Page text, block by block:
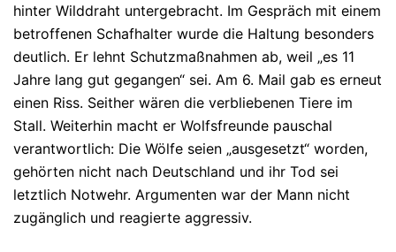
hinter Wilddraht untergebracht. Im Gespräch mit einem
betroffenen Schafhalter wurde die Haltung besonders
deutlich. Er lehnt Schutzmaßnahmen ab, weil „es 11
Jahre lang gut gegangen“ sei. Am 6. Mail gab es erneut
einen Riss. Seither wären die verbliebenen Tiere im
Stall. Weiterhin macht er Wolfsfreunde pauschal
verantwortlich: Die Wölfe seien „ausgesetzt“ worden,
gehörten nicht nach Deutschland und ihr Tod sei
letztlich Notwehr. Argumenten war der Mann nicht
zugänglich und reagierte aggressiv.